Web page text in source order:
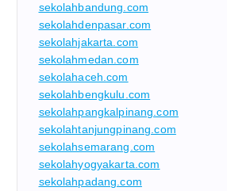
sekolahbandung.com
sekolahdenpasar.com
sekolahjakarta.com
sekolahmedan.com
sekolahaceh.com
sekolahbengkulu.com
sekolahpangkalpinang.com
sekolahtanjungpinang.com
sekolahsemarang.com
sekolahyogyakarta.com
sekolahpadang.com